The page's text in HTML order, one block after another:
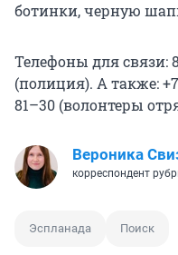
ботинки, черную
Телефоны для связи:
(полиция). А также:
81–30 (волонтеры
Вероника
корреспондент
Эспланада Поиск